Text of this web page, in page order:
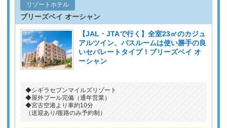
リゾートホテル
ブリーズベイ オーシャン
【JAL・JTAで行く】全室23㎡のカジュ
アルツイン、バスルームは使い勝手の良
いセパレートタイプ！ブリーズベイ オ
ーシャン
◆シギラセブンマイルズリゾート
◆屋外プール完備（通年営業）
◆宮古空港より車約10分
（送迎あり/復路のみ予約制）